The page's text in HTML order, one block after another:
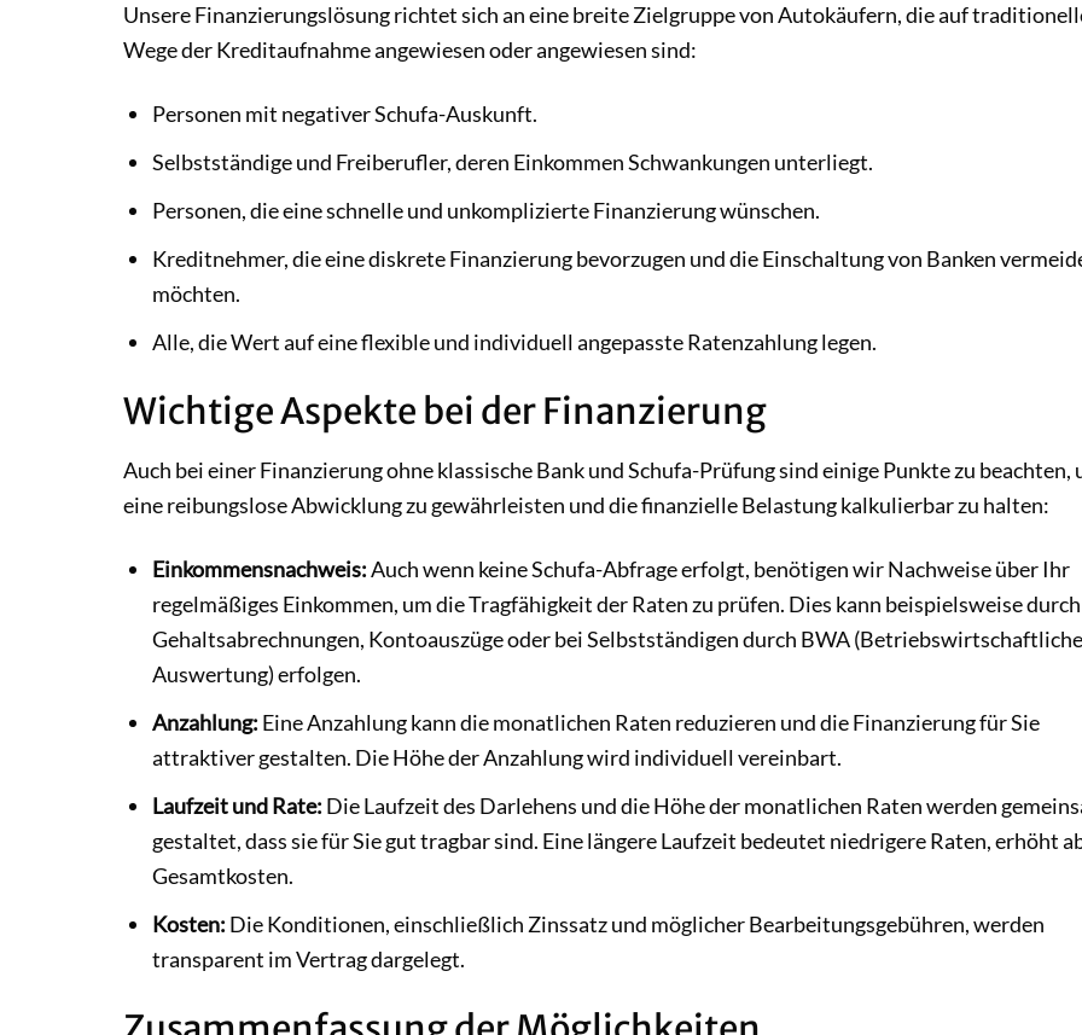
Unsere Finanzierungslösung richtet sich an eine breite Zielgruppe von Autokäufern, die auf
Wege der Kreditaufnahme angewiesen oder angewiesen sind:
Personen mit negativer Schufa-Auskunft.
Selbstständige und Freiberufler, deren Einkommen Schwankungen unterliegt.
Personen, die eine schnelle und unkomplizierte Finanzierung wünschen.
Kreditnehmer, die eine diskrete Finanzierung bevorzugen und die Einschaltung von Banken
möchten.
Alle, die Wert auf eine flexible und individuell angepasste Ratenzahlung legen.
Wichtige Aspekte bei der Finanzierung
Auch bei einer Finanzierung ohne klassische Bank und Schufa-Prüfung sind einige Punkte zu beachten,
eine reibungslose Abwicklung zu gewährleisten und die finanzielle Belastung kalkulierbar zu halten:
Einkommensnachweis:Auch wenn keine Schufa-Abfrage erfolgt, benötigen wir Nachweise über Ihr
regelmäßiges Einkommen, um die Tragfähigkeit der Raten zu prüfen. Dies kann beispielsweise durch
Gehaltsabrechnungen, Kontoauszüge oder bei Selbstständigen durch BWA (Betriebswirtschaftliche
Auswertung) erfolgen.
Anzahlung: Eine Anzahlung kann die monatlichen Raten reduzieren und die Finanzierung für Sie
attraktiver gestalten. Die Höhe der Anzahlung wird individuell vereinbart.
Laufzeit und Rate: Die Laufzeit des Darlehens und die Höhe der monatlichen Raten werden
gestaltet, dass sie für Sie gut tragbar sind. Eine längere Laufzeit bedeutet niedrigere Raten, erhöht
Gesamtkosten.
Kosten: Die Konditionen, einschließlich Zinssatz und möglicher Bearbeitungsgebühren, werden
transparent im Vertrag dargelegt.